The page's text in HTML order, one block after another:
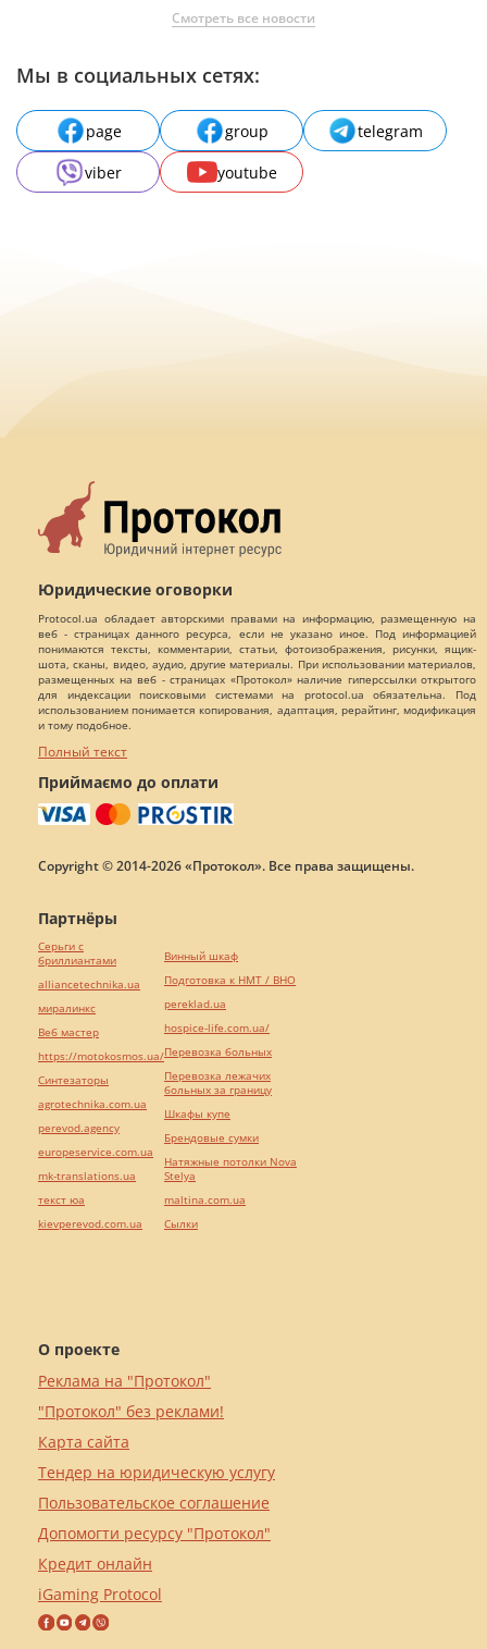
Смотреть все новости
Мы в социальных сетях:
page group
telegram
viber
youtube
Юридические оговорки
Protocol.ua обладает авторскими правами на информацию, размещенную на
веб - страницах данного ресурса, если не указано иное. Под информацией
понимаются тексты, комментарии, статьи, фотоизображения, рисунки, ящик-
шота, сканы, видео, аудио, другие материалы. При использовании материалов,
размещенных на веб - страницах «Протокол» наличие гиперссылки открытого
для индексации поисковыми системами на protocol.ua обязательна. Под
использованием понимается копирования, адаптация, рерайтинг, модификация
и тому подобное.
Полный текст
Приймаємо до оплати
Copyright © 2014-2026 «Протокол». Все права защищены.
О проекте
Реклама на "Протокол"
"Протокол" без реклами!
Карта сайта
Тендер на юридическую услугу
Пользовательское соглашение
Допомогти ресурсу "Протокол"
Кредит онлайн
iGaming Protocol
Партнёры
Серьги с
бриллиантами
alliancetechnika.ua
миралинкс
Веб мастер
https://motokosmos.ua/
Синтезаторы
agrotechnika.com.ua
perevod.agency
europeservice.com.ua
mk-translations.ua
текст юа
kievperevod.com.ua
Винный шкаф
Подготовка к НМТ / ВНО
pereklad.ua
hospice-life.com.ua/
Перевозка больных
Перевозка лежачих
больных за границу
Шкафы купе
Брендовые сумки
Натяжные потолки Nova
Stelya
maltina.com.ua
Cылки